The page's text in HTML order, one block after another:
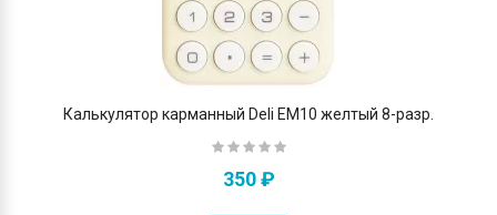
Калькулятор карманный Deli EM10 желтый 8-разр.
350 ₽